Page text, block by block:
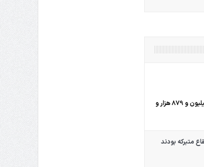
مدیر کل گمرکات استان گلستان گفت: ارزش کالاهای صادراتی استان در 10ماه نخست امسال، 247 میلیون و 879 هزار و